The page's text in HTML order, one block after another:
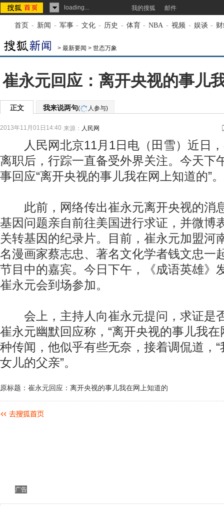
loading... 我的搜狐 邮件
首页 - 新闻 - 军事 - 文化 - 历史 - 体育 - NBA - 视频 - 娱谈 -
> 最新要闻 > 世态万象
崔永元回应：离开央视的事儿
正文 我来说两句( 人参与)
2013年11月01日14:40 来源： 人民网
人民网北京11月1日电（田雪）近日，
离职后，行踪一直备受外界关注。今天下
事回应“离开央视的事儿我在网上知道的”。
此前，网络传出崔永元离开央视的消
基因问题亲自前往美国进行求证，并微博
关转基因的纪录片。目前，崔永元加盟河
名漫画家蔡志忠、著名文化学者钱文忠一
节目中的嘉宾。今日下午，《成语英雄》
崔永元会到场参加。
会上，主持人向崔永元提问，求证是
崔永元幽默回应称，“离开央视的事儿我在
种传闻，他似乎有些无奈，接着调侃道，
女儿的父亲”。
原标题：崔永元回应：离开央视的事儿我在网上知道的
广告